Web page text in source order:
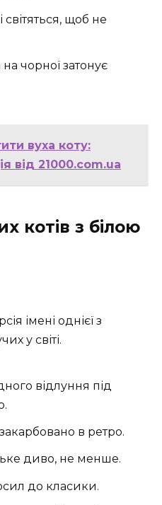
світяться, щоб не
чорної затонує
вуха коту:
від 21000.com.ua
котів з білою
імені однієї з
у світі.
відлуння під
в ретро.
диво, не менше.
до класики.